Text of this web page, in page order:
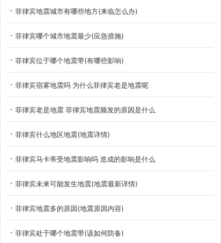
菲律宾地震城市有哪些地方(来临怎么办)
菲律宾哪个城市地震最少(应急措施)
菲律宾位于哪个地震带(有哪些影响)
菲律宾宿雾地震吗 为什么菲律宾老是地震呢
菲律宾老是地震 菲律宾地震频发的原因是什么
菲律宾什么地区地震(地震详情)
菲律宾马卡蒂受地震影响吗 造成的影响是什么
菲律宾未来可能发生地震(地震最新详情)
菲律宾地震多的原因(地震原因内容)
菲律宾处于哪个地震带(该如何防备)